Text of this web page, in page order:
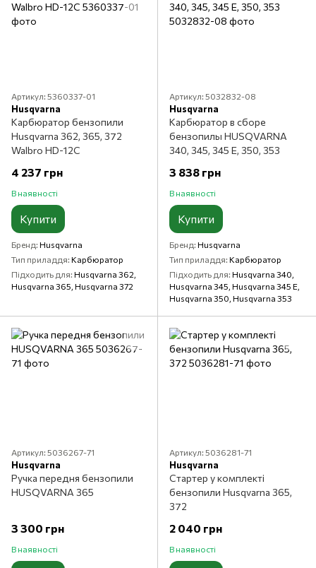
Артикул: 5360337-01
Husqvarna
Карбюратор бензопили
Husqvarna 362, 365, 372
Walbro HD-12C
4 237 грн
В наявності
Купити
Бренд Husqvarna
Тип приладдя Карбюратор
Підходить для Husqvarna 362,
Husqvarna 365, Husqvarna 372
Артикул: 5032832-08
Husqvarna
Карбюратор в сборе
бензопилы HUSQVARNA
340, 345, 345 E, 350, 353
3 838 грн
В наявності
Купити
Бренд Husqvarna
Тип приладдя Карбюратор
Підходить для Husqvarna 340,
Husqvarna 345, Husqvarna 345 E,
Husqvarna 350, Husqvarna 353
Артикул: 5036267-71
Husqvarna
Ручка передня бензопили
HUSQVARNA 365
3 300 грн
В наявності
Артикул: 5036281-71
Husqvarna
Стартер у комплекті
бензопили Husqvarna 365,
372
2 040 грн
В наявності